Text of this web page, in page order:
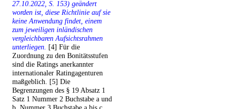
27.10.2022, S. 153) geändert
worden ist, diese Richtlinie auf sie
keine Anwendung findet, einem
zum jeweiligen inländischen
vergleichbaren Aufsichtsrahmen
unterliegen. [4] Für die
Zuordnung zu den Bonitätsstufen
sind die Ratings anerkannter
internationaler Ratingagenturen
maßgeblich. [5] Die
Begrenzungen des § 19 Absatz 1
Satz 1 Nummer 2 Buchstabe a und